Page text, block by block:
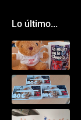
Lo último...